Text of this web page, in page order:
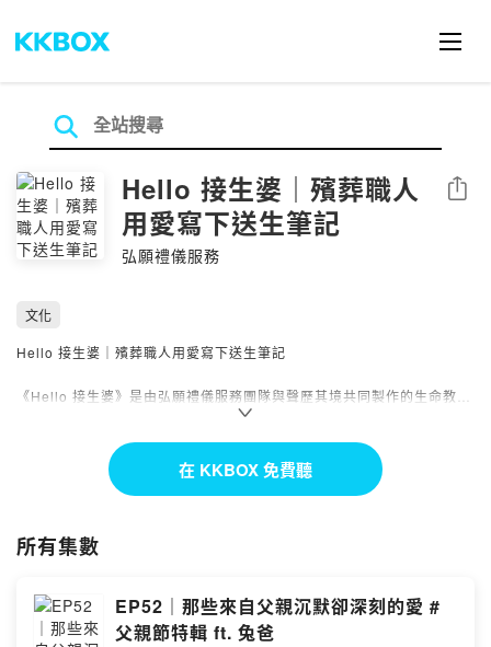
Hello 接生婆｜殯葬職人
用愛寫下送生筆記
弘願禮儀服務
分享
文化
Hello 接生婆｜殯葬職人用愛寫下送生筆記
《Hello 接生婆》是由弘願禮儀服務團隊與聲歷其境共同製作的生命教育
主持人兔兔從第一線殯葬現場出發，分享禮儀服務、臨終關懷、悲傷陪
伴、免費殯葬、告別式規劃與生死議題等真實故事。
節目長期關注生命教育、高齡社會、長照議題、安寧照護、失落陪伴與臺
希望透過溫暖且真誠的對話，讓更多人重新理解告別與生命的意義。
我們相信，
在 KKBOX 免費聽
所有集數
EP52｜那些來自父親沉默卻深刻的愛 #
父親節特輯 ft. 兔爸